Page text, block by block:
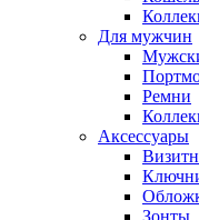
Для мужчин
Ремни
Аксессуары
Зонты